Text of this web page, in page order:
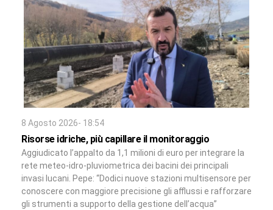
8 Agosto 2026- 18:54
Risorse idriche, più capillare il monitoraggio
Aggiudicato l’appalto da 1,1 milioni di euro per integrare la
rete meteo-idro-pluviometrica dei bacini dei principali
invasi lucani. Pepe: “Dodici nuove stazioni multisensore per
conoscere con maggiore precisione gli afflussi e rafforzare
gli strumenti a supporto della gestione dell’acqua”